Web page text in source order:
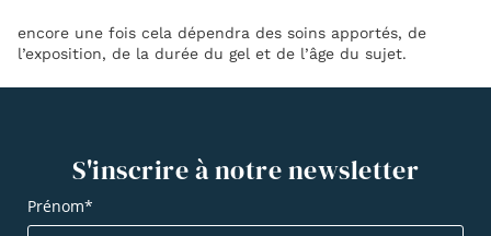
encore une fois cela dépendra des soins apportés, de
l’exposition, de la durée du gel et de l’âge du sujet.
S'inscrire à notre newsletter
Prénom*